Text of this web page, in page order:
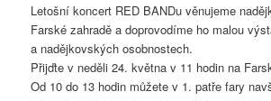
Letošní koncert RED BANDu věnujeme
Farské zahradě a doprovodíme ho malou
a nadějkovských osobnostech.
Přijďte v neděli 24. května v 11 hodin na
Od 10 do 13 hodin můžete v 1. patře fary